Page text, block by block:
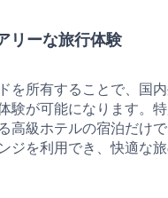
リーな旅行体験
を所有することで、国
験が可能になります。
高級ホテルの宿泊だけ
ジを利用でき、快適な